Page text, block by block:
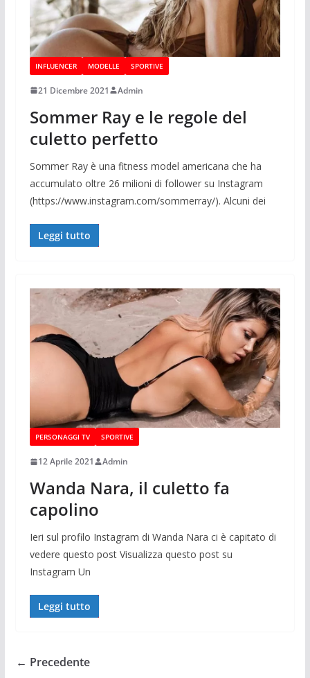
INFLUENCER MODELLE SPORTIVE
21 Dicembre 2021 Admin
Sommer Ray e le regole del
culetto perfetto
Sommer Ray è una fitness model americana che ha
accumulato oltre 26 milioni di follower su Instagram
(https://www.instagram.com/sommerray/). Alcuni dei
Leggi tutto
PERSONAGGI TV SPORTIVE
12 Aprile 2021 Admin
Wanda Nara, il culetto fa
capolino
Ieri sul profilo Instagram di Wanda Nara ci è capitato di
vedere questo post Visualizza questo post su
Instagram Un
Leggi tutto
← Precedente